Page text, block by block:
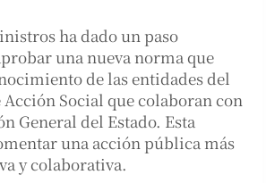
ha dado un paso
una nueva norma que
de las entidades del
Acción Social que colaboran con
General del Estado. Esta
una acción pública más
y colaborativa.